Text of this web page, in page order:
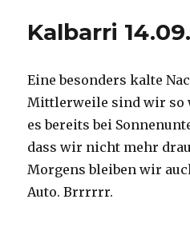
Kalbarri
Eine besonders kalte
Mittlerweile sind wir so
es bereits bei
dass wir nicht mehr
Morgens bleiben wir
Auto. Brrrrrr.